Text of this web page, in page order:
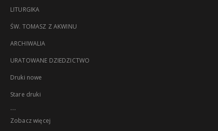
LITURGIKA
ŚW. TOMASZ Z AKWINU
ARCHIWALIA
URATOWANE DZIEDZICTWO
Druki nowe
Stare druki
...
Zobacz więcej